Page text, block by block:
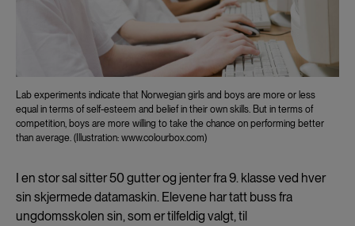
Lab experiments indicate that Norwegian girls and boys are more or less
equal in terms of self-esteem and belief in their own skills. But in terms of
competition, boys are more willing to take the chance on performing better
than average. (Illustration: www.colourbox.com)
I en stor sal sitter 50 gutter og jenter fra 9. klasse ved hver
sin skjermede datamaskin. Elevene har tatt buss fra
ungdomsskolen sin, som er tilfeldig valgt, til